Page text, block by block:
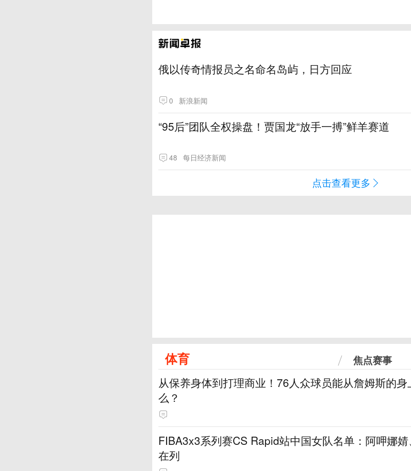
俄以传奇情报员之名命名岛屿，日方回应
0 新浪新闻
“95后”团队全权操盘！贾国龙“放手一搏”鲜羊赛道
48 每日经济新闻
点击查看更多
体育 焦点赛事
从保养身体到打理商业！76人众球员能从詹姆斯的
么？
FIBA3x3系列赛CS Rapid站中国女队名单：阿呷娜
在列